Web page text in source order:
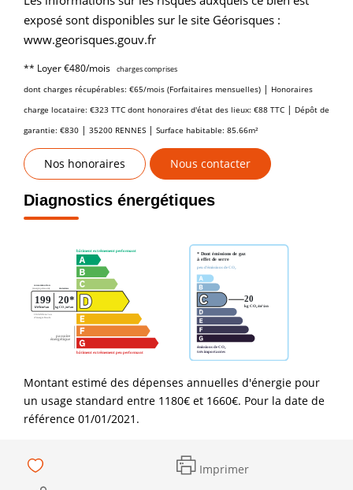
exposé sont disponibles sur le site Géorisques :
www.georisques.gouv.fr
** Loyer €480/mois
charges comprises
dont charges récupérables: €65/mois (Forfaitaires mensuelles) | Honoraires
charge locataire: €323 TTC dont honoraires d'état des lieux: €88 TTC | Dépôt de
garantie: €830 | 35200 RENNES | Surface habitable: 85.66m²
Nos honoraires Nous contacter
Diagnostics énergétiques
Montant estimé des dépenses annuelles d'énergie pour
un usage standard entre 1180€ et 1660€. Pour la date de
référence 01/01/2021.
Imprimer